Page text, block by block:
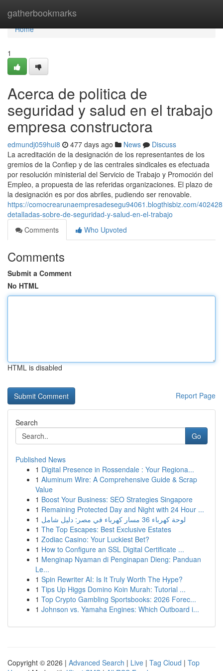
gatherbookmarks
Home
Home
1
Acerca de politica de
seguridad y salud en el trabajo
empresa constructora
edmundj059hui8 477 days ago News
Discuss
La acreditación de la designación de los representantes de los
gremios de la Confiep y de las centrales sindicales es efectuada
por resolución ministerial del Servicio de Trabajo y Promoción del
Empleo, a propuesta de las referidas organizaciones. El plazo de
la designación es por dos abriles, pudiendo ser renovable.
https://comocrearunaempresadesegu94061.blogthisbiz.com/
detalladas-sobre-de-seguridad-y-salud-en-el-trabajo
Comments
Who Upvoted
Comments
Submit a Comment
No HTML
HTML is disabled
Report Page
Search
Go
Published News
1 Digital Presence in Rossendale : Your Regiona...
1 Aluminum Wire: A Comprehensive Guide & Scrap
Value
1 Boost Your Business: SEO Strategies Singapore
1 Remaining Protected Day and Night with 24 Hour ...
1
لوحة كهرباء 36 مسار كهرباء في مصر: دليل شامل
1 The Top Escapes: Best Exclusive Estates
1 Zodiac Casino: Your Luckiest Bet?
1 How to Configure an SSL Digital Certificate ...
1 Menginap Nyaman di Penginapan Dieng: Panduan
Le...
1 Spin Rewriter AI: Is It Truly Worth The Hype?
1 Tips Up Higgs Domino Koin Murah: Tutorial ...
1 Top Crypto Gambling Sportsbooks: 2026 Forec...
1 Johnson vs. Yamaha Engines: Which Outboard i...
Copyright © 2026 | Advanced Search | Live | Tag Cloud | Top